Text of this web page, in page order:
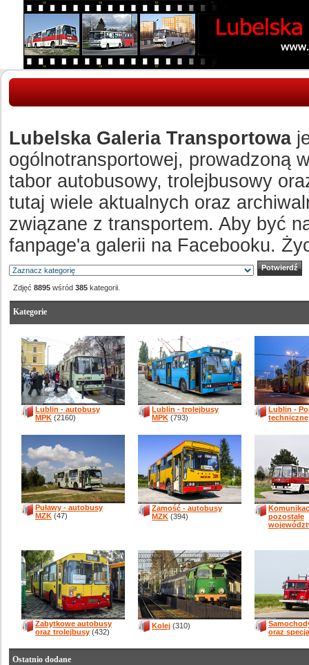
Lubelska Galeria Transportowa
ogólnotransportowej, prowadzoną
tabor autobusowy, trolejbusowy
tutaj wiele aktualnych oraz
związane z transportem. Aby być
fanpage'a galerii na Facebooku.
Zdjęć 8895 wśród 385 kategorii.
Kategorie
Lublin - autobusy
MPK (2160)
Lublin - trolejbusy
MPK (793)
Lublin -
techniczne
Puławy - autobusy
MZK (47)
Zamość - autobusy
MZK (394)
pozostałe
Zabytkowe autobusy
oraz trolejbusy (432)
Kolej (310)
oraz
Ostatnio dodane